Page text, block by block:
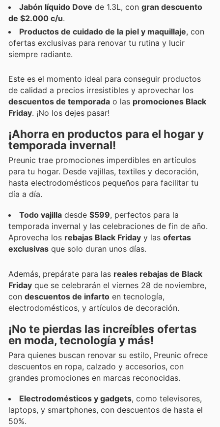
Jabón líquido Dove de 1.3L, con gran descuento
de $2.000 c/u.
Productos de cuidado de la piel y maquillaje, con
ofertas exclusivas para renovar tu rutina y lucir
siempre radiante.
Este es el momento ideal para conseguir productos
de calidad a precios irresistibles y aprovechar los
descuentos de temporada o las promociones Black
Friday. ¡No los dejes pasar!
¡Ahorra en productos para el hogar y
temporada invernal!
Preunic trae promociones imperdibles en artículos
para tu hogar. Desde vajillas, textiles y decoración,
hasta electrodomésticos pequeños para facilitar tu
día a día.
Todo vajilla desde $599, perfectos para la
temporada invernal y las celebraciones de fin de año.
Aprovecha los rebajas Black Friday y las ofertas
exclusivas que solo duran unos días.
Además, prepárate para las reales rebajas de Black
Friday que se celebrarán el viernes 28 de noviembre,
con descuentos de infarto en tecnología,
electrodomésticos, y artículos de decoración.
¡No te pierdas las increíbles ofertas
en moda, tecnología y más!
Para quienes buscan renovar su estilo, Preunic ofrece
descuentos en ropa, calzado y accesorios, con
grandes promociones en marcas reconocidas.
Electrodomésticos y gadgets, como televisores,
laptops, y smartphones, con descuentos de hasta el
50%.